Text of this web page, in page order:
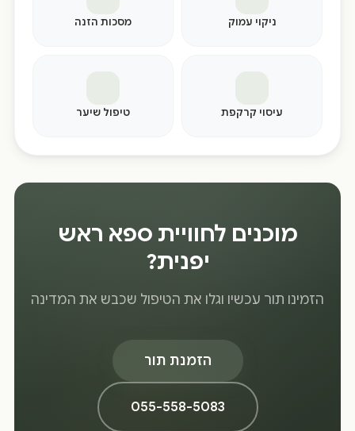
ניקוי עמוק מסכות הזנה
עיסוי קרקפת טיפול שיער
מוכנים לחוויית ספא ראש
יפנית?
הזמינו תור עכשיו וגלו את הטיפול שכבש את המדינה
הזמנת תור
055-558-5083